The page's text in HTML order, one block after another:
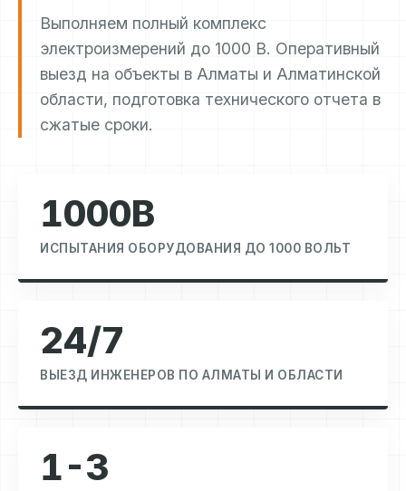
Выполняем полный комплекс
электроизмерений до 1000 В. Оперативный
выезд на объекты в Алматы и Алматинской
области, подготовка технического отчета в
сжатые сроки.
1000В
ИСПЫТАНИЯ ОБОРУДОВАНИЯ ДО 1000 ВОЛЬТ
24/7
ВЫЕЗД ИНЖЕНЕРОВ ПО АЛМАТЫ И ОБЛАСТИ
1-3